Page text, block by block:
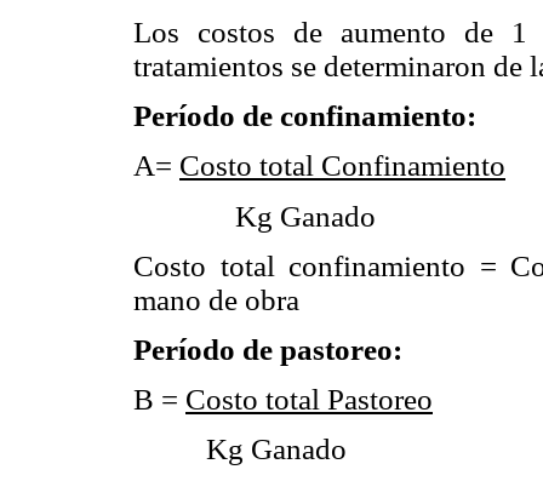
Los costos de aumento de
tratamientos se determinaron de
Período de confinamiento:
A= Costo total Confinamiento
Kg Ganado
Costo total confinamiento =
mano de obra
Período de pastoreo:
B = Costo total Pastoreo
Kg Ganado